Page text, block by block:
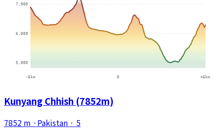
Kunyang Chhish (7852m)
7852 m · Pakistan · 5